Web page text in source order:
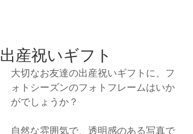
出産祝いギフト
大切なお友達の出産祝いギフトに、フ
ォトシーズンのフォトフレームはいか
がでしょうか？
自然な雰囲気で、透明感のある写真で